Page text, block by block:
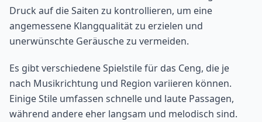
Druck auf die Saiten zu kontrollieren, um eine
angemessene Klangqualität zu erzielen und
unerwünschte Geräusche zu vermeiden.
Es gibt verschiedene Spielstile für das Ceng, die je
nach Musikrichtung und Region variieren können.
Einige Stile umfassen schnelle und laute Passagen,
während andere eher langsam und melodisch sind.